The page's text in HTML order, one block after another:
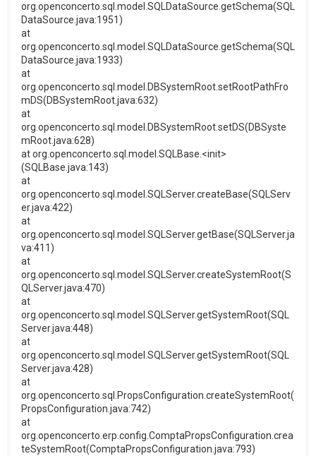
org.openconcerto.sql.model.SQLDataSource.getSchema(SQL
DataSource.java:1951)
at
org.openconcerto.sql.model.SQLDataSource.getSchema(SQL
DataSource.java:1933)
at
org.openconcerto.sql.model.DBSystemRoot.setRootPathFro
mDS(DBSystemRoot.java:632)
at
org.openconcerto.sql.model.DBSystemRoot.setDS(DBSyste
mRoot.java:628)
at org.openconcerto.sql.model.SQLBase.<init>
(SQLBase.java:143)
at
org.openconcerto.sql.model.SQLServer.createBase(SQLServ
er.java:422)
at
org.openconcerto.sql.model.SQLServer.getBase(SQLServer.ja
va:411)
at
org.openconcerto.sql.model.SQLServer.createSystemRoot(S
QLServer.java:470)
at
org.openconcerto.sql.model.SQLServer.getSystemRoot(SQL
Server.java:448)
at
org.openconcerto.sql.model.SQLServer.getSystemRoot(SQL
Server.java:428)
at
org.openconcerto.sql.PropsConfiguration.createSystemRoot(
PropsConfiguration.java:742)
at
org.openconcerto.erp.config.ComptaPropsConfiguration.crea
teSystemRoot(ComptaPropsConfiguration.java:793)